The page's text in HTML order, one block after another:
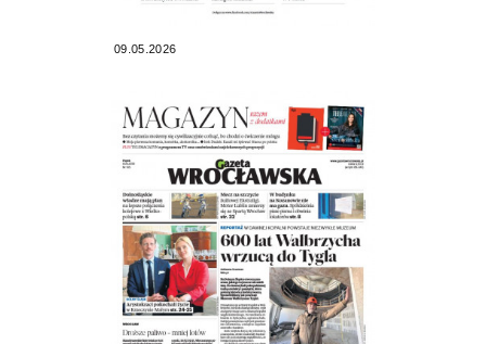
09.05.2026